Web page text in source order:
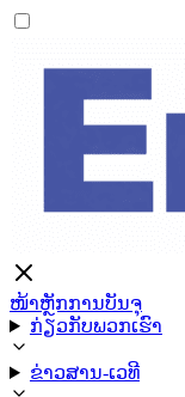
ໜ້າຫຼັກການບັນຈຸ
ກ່ຽວກັບພວກເຮົາ
ຂ່າວສານ-ເວທີ